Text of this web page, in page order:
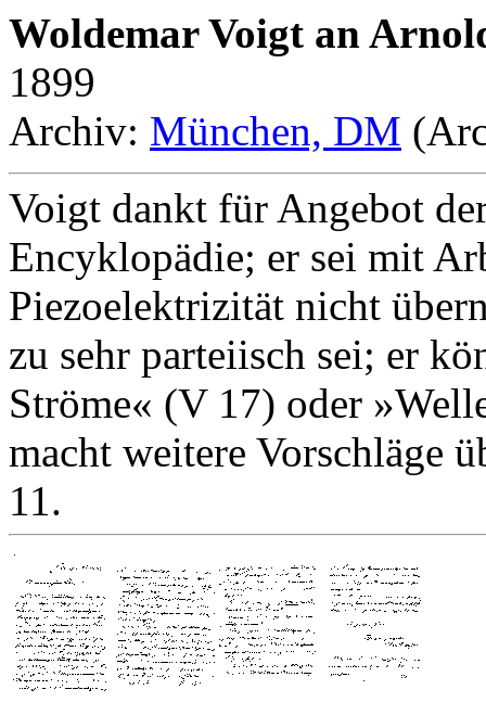
Woldemar Voigt an
1899
Archiv: München, DM
Voigt dankt für Angebot
Encyklopädie; er sei mit
Piezoelektrizität nicht
zu sehr parteiisch sei; er
Ströme« (V 17) oder
macht weitere Vorschläge
11.